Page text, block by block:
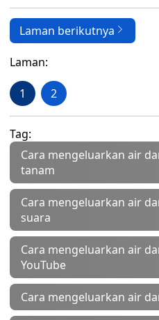
Laman berikutnya
Laman:
1 2
Tag:
Cara mengeluarkan air
tanam
Cara mengeluarkan air
suara
Cara mengeluarkan air
YouTube
Cara mengeluarkan air